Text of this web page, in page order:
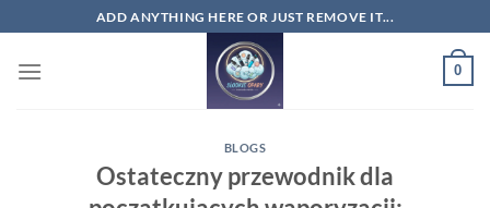
to
content
ADD ANYTHING HERE OR JUST REMOVE IT...
0
BLOGS
Ostateczny przewodnik dla